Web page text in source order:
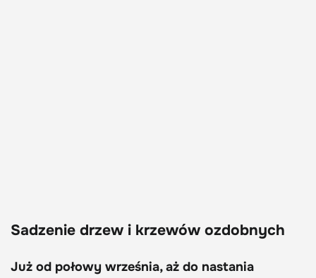
Sadzenie drzew i krzewów ozdobnych
Już od połowy września, aż do nastania